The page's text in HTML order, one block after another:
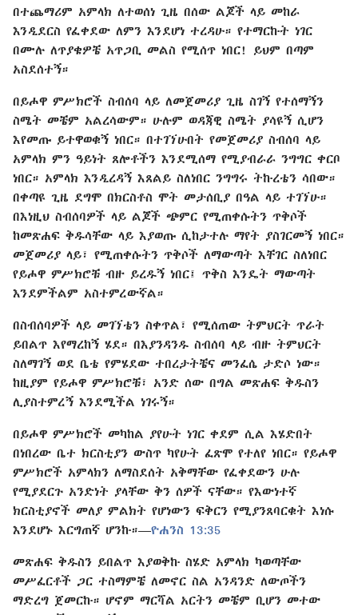
በተጨማሪም አምላክ ለተወሰነ ጊዜ በሰው ልጆች ላይ መከራ
እንዲደርስ የፈቀደው ለምን እንደሆነ ተረዳሁ። የተማርኩት ነገር
በሙሉ ለጥያቄዎቼ አጥጋቢ መልስ የሚሰጥ ነበር! ይህም በጣም
አስደሰተኝ።
በይሖዋ ምሥክሮች ስብሰባ ላይ ለመጀመሪያ ጊዜ ስገኝ የተሰማኝን
ስሜት መቼም አልረሳውም። ሁሉም ወዳጃዊ ስሜት ያሳዩኝ ሲሆን
እየመጡ ይተዋወቁኝ ነበር። በተገኘሁበት የመጀመሪያ ስብሰባ ላይ
አምላክ ምን ዓይነት ጸሎቶችን እንደሚሰማ የሚያብራራ ንግግር ቀርቦ
ነበር። አምላክ እንዲረዳኝ እጸልይ ስለነበር ንግግሩ ትኩረቴን ሳበው።
በቀጣዩ ጊዜ ደግሞ በክርስቶስ ሞት መታሰቢያ በዓል ላይ ተገኘሁ።
በእነዚህ ስብሰባዎች ላይ ልጆች ጭምር የሚጠቀሱትን ጥቅሶች
ከመጽሐፍ ቅዱሳቸው ላይ እያወጡ ሲከታተሉ ማየት ያስገርመኝ ነበር።
መጀመሪያ ላይ፣ የሚጠቀሱትን ጥቅሶች ለማውጣት እቸገር ስለነበር
የይሖዋ ምሥክሮቹ ብዙ ይረዱኝ ነበር፤ ጥቅስ እንዴት ማውጣት
እንደምችልም አስተምረውኛል።
በስብሰባዎች ላይ መገኘቴን ስቀጥል፣ የሚሰጠው ትምህርት ጥራት
ይበልጥ እየማረከኝ ሄደ። በእያንዳንዱ ስብሰባ ላይ ብዙ ትምህርት
ስለማገኝ ወደ ቤቴ የምሄደው ተበረታትቼና መንፈሴ ታድሶ ነው።
ከዚያም የይሖዋ ምሥክሮቹ፣ አንድ ሰው በግል መጽሐፍ ቅዱስን
ሊያስተምረኝ እንደሚችል ነገሩኝ።
በይሖዋ ምሥክሮች መካከል ያየሁት ነገር ቀደም ሲል እሄድበት
በነበረው ቤተ ክርስቲያን ውስጥ ካየሁት ፈጽሞ የተለየ ነበር። የይሖዋ
ምሥክሮች አምላክን ለማስደሰት አቅማቸው የፈቀደውን ሁሉ
የሚያደርጉ አንድነት ያላቸው ቅን ሰዎች ናቸው። የእውነተኛ
ክርስቲያኖች መለያ ምልክት የሆነውን ፍቅርን የሚያንጸባርቁት እነሱ
እንደሆኑ እርግጠኛ ሆንኩ።—ዮሐንስ 13:35
መጽሐፍ ቅዱስን ይበልጥ እያወቅኩ ስሄድ አምላክ ካወጣቸው
መሥፈርቶች ጋር ተስማምቼ ለመኖር ስል አንዳንድ ለውጦችን
ማድረግ ጀመርኩ። ሆኖም ማርሻል አርትን መቼም ቢሆን መተው